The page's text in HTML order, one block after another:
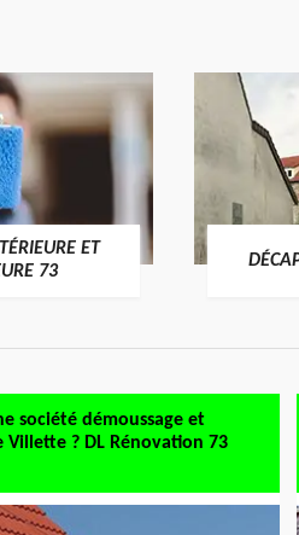
ET
73
société démoussage et
? DL Rénovation 73